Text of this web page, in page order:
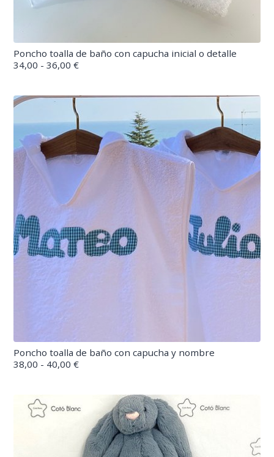
Poncho toalla de baño con capucha inicial o detalle
34,00 - 36,00 €
Poncho toalla de baño con capucha y nombre
38,00 - 40,00 €